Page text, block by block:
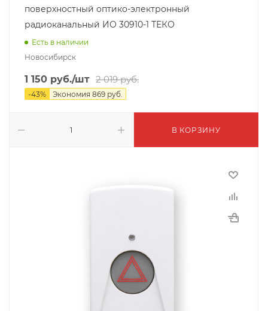
поверхностный оптико-электронный
радиоканальный ИО 30910-1 ТЕКО
Есть в наличии
Новосибирск
1 150 руб./шт 2 019руб.
-43% Экономия 869 руб.
В КОРЗИНУ